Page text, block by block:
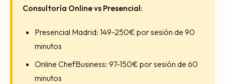
Consultoría Online vs Presencial:
Presencial Madrid: 149-250€ por sesión de 90
minutos
Online ChefBusiness: 97-150€ por sesión de 60
minutos